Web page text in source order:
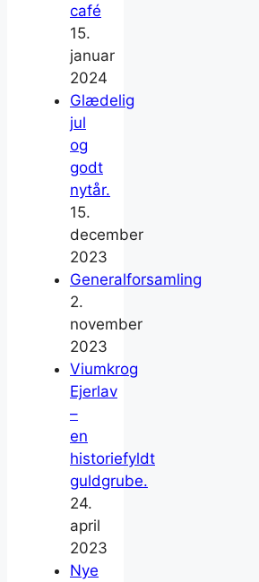
café
15.
januar
2024
Glædelig
jul
og
godt
nytår.
15.
december
2023
Generalforsamling
2.
november
2023
Viumkrog
Ejerlav
–
en
historiefyldt
guldgrube.
24.
april
2023
Nye